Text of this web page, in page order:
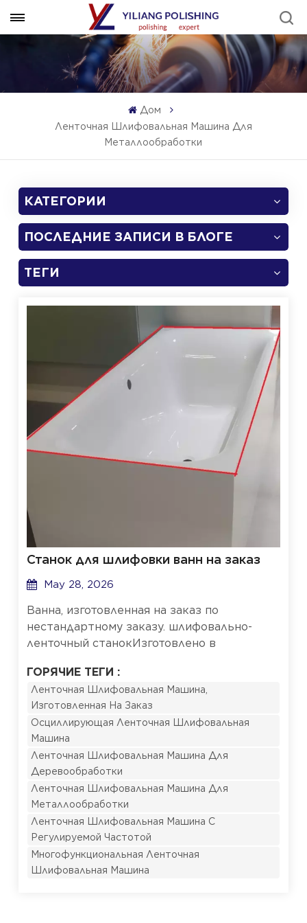
Дом
Ленточная Шлифовальная Машина Для
Металлообработки
КАТЕГОРИИ
ПОСЛЕДНИЕ ЗАПИСИ В БЛОГЕ
ТЕГИ
Станок для шлифовки ванн на заказ
May 28, 2026
Ванна, изготовленная на заказ по
нестандартному заказу. шлифовально-
ленточный станокИзготовлено в
заказчика. 1. Изображения
товараТребование: Завершить шлифовку
всех четырех краев ванны. 2. ПланДля
шлифовальных работ используйте эту
осциллирующую ленточную
шлифовальную машину.Технические
характеристики данной машины
следующие:Размеры шлифовальной
ленты: 4920 × 180 ммРазмеры рабочего
стола: 2070 × 265 ммГабариты станка: 2810
× 680 × 1150 ммОбщая мощность: 4,25
кВтСкорость вращения ведущего колеса:
2890 об/мин.Линейная скорость
ГОРЯЧИЕ ТЕГИ :
Ленточная Шлифовальная Машина,
Изготовленная На Заказ
Осциллирующая Ленточная Шлифовальная
Машина
Ленточная Шлифовальная Машина Для
Деревообработки
Ленточная Шлифовальная Машина Для
Металлообработки
Ленточная Шлифовальная Машина С
Регулируемой Частотой
Многофункциональная Ленточная
Шлифовальная Машина